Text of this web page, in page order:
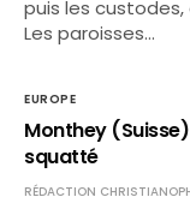
puis les
Les paroisses…
EUROPE
Monthey
squatté
RÉDACTION